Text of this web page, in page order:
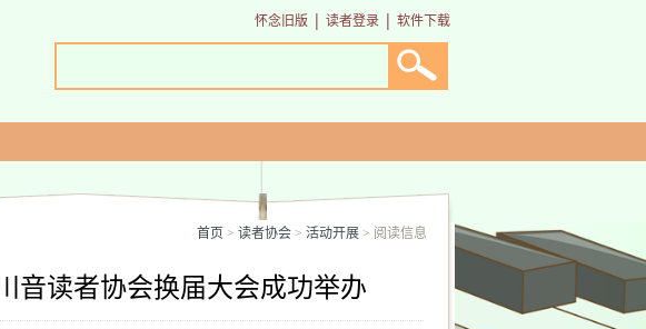
怀念旧版 | 读者登录 | 软件下载
首页 > 读者协会 > 活动开展 > 阅读信息
音读者协会换届大会成功举办